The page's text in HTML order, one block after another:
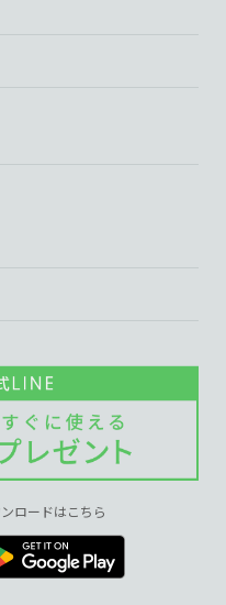
ロードはこちら